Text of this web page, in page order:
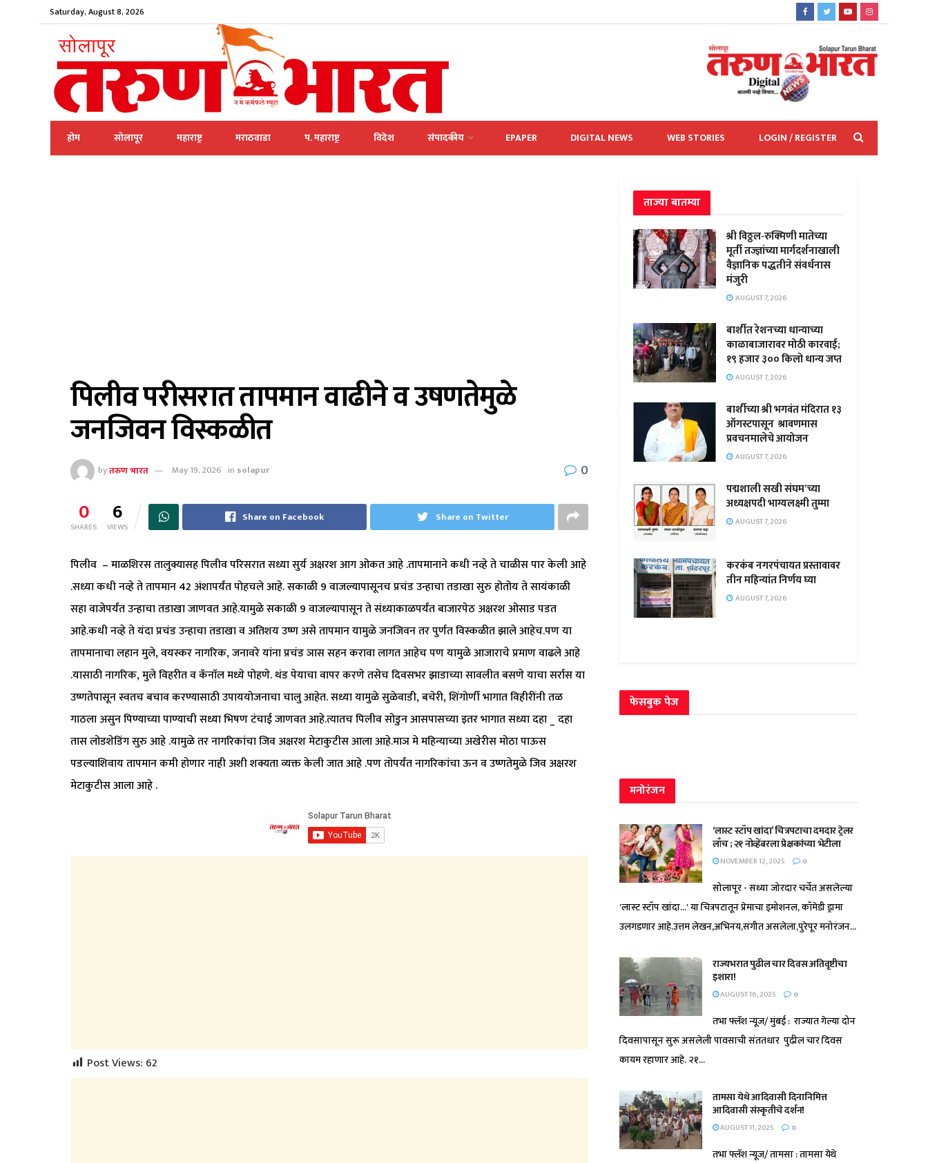
Saturday, August 8, 2026
होम सोलापूर महाराष्ट्र मराठवाडा प. महाराष्ट्र विदेश संपादकीय EPAPER DIGITAL NEWS WEB STORIES LOGIN / REGISTER
पिलीव परीसरात तापमान वाढीने व उषणतेमुळे
जनजिवन विस्कळीत
byतरुण भारत May 19, 2026 in solapur 0
0
SHARES 6
VIEWS
Share on Facebook Share on Twitter
पिलीव – माळशिरस तालुक्यासह पिलीव परिसरात सध्या सुर्य अक्षरश आग ओकत आहे .तापमानाने कधी नव्हे ते चाळीस पार केली आहे
.सध्या कधी नव्हे ते तापमान 42 अंशापर्यंत पोहचले आहे. सकाळी 9 वाजल्यापासूनच प्रचंड उन्हाचा तडाखा सुरु होतोय ते सायंकाळी
सहा वाजेपर्यंत उन्हाचा तडाखा जाणवत आहे.यामुळे सकाळी 9 वाजल्यापासून ते संध्याकाळपर्यंत बाजारपेठ अक्षरश ओसाड पडत
आहे.कधी नव्हे ते यंदा प्रचंड उन्हाचा तडाखा व अतिशय उष्ण असे तापमान यामुळे जनजिवन तर पुर्णत विस्कळीत झाले आहेच.पण या
तापमानाचा लहान मुले, वयस्कर नागरिक, जनावरे यांना प्रचंड ञास सहन करावा लागत आहेच पण यामुळे आजाराचे प्रमाण वाढले आहे
.यासाठी नागरिक, मुले विहरीत व कॅनाॅल मध्ये पोहणे. थंड पेयाचा वापर करणे तसेच दिवसभर झाडाच्या सावलीत बसणे याचा सर्रास या
उष्णतेपासून स्वतच बचाव करण्यासाठी उपाययोजनाचा चालु आहेत. सध्या यामुळे सुळेवाडी, बचेरी, शिंगोर्णी भागात विहीरींनी तळ
गाठला असुन पिण्याच्या पाण्याची सध्या भिषण टंचाई जाणवत आहे.त्यातच पिलीव सोडुन आसपासच्या इतर भागात सध्या दहा _ दहा
तास लोडशेडिंग सुरु आहे .यामुळे तर नागरिकांचा जिव अक्षरश मेटाकुटीस आला आहे.माञ मे महिन्याच्या अखेरीस मोठा पाऊस
पडल्याशिवाय तापमान कमी होणार नाही अशी शक्यता व्यक्त केली जात आहे .पण तोपर्यंत नागरिकांचा ऊन व उष्णतेमुळे जिव अक्षरश
मेटाकुटीस आला आहे .
Post Views: 62
ताज्या बातम्या
श्री विठ्ठल-रुक्मिणी मातेच्या
मूर्ती तज्ज्ञांच्या मार्गदर्शनाखाली
वैज्ञानिक पद्धतीने संवर्धनास
मंजुरी
AUGUST 7, 2026
बार्शीत रेशनच्या धान्याच्या
काळाबाजारावर मोठी कारवाई;
१९ हजार ३०० किलो धान्य जप्त
AUGUST 7, 2026
बार्शीच्या श्री भगवंत मंदिरात १३
ऑगस्टपासून श्रावणमास
प्रवचनमालेचे आयोजन
AUGUST 7, 2026
पद्मशाली सखी संघम’च्या
अध्यक्षपदी भाग्यलक्ष्मी तुम्मा
AUGUST 7, 2026
करकंब नगरपंचायत प्रस्तावावर
तीन महिन्यांत निर्णय घ्या
AUGUST 7, 2026
फेसबुक पेज
मनोरंजन
‘लास्ट स्टॉप खांदा’ चित्रपटाचा दमदार ट्रेलर
लाँच ; २१ नोव्हेंबरला प्रेक्षकांच्या भेटीला
NOVEMBER 12, 2025 0
सोलापूर - सध्या जोरदार चर्चेत असलेल्या
'लास्ट स्टॉप खांदा...' या चित्रपटातून प्रेमाचा इमोशनल, कॉमेडी ड्रामा
उलगडणार आहे.उत्तम लेखन,अभिनय,संगीत असलेला,पुरेपूर मनोरंजन...
राज्यभरात पुढील चार दिवस अतिवृष्टीचा
इशारा!
AUGUST 16, 2025 0
तभा फ्लॅश न्यूज/ मुंबई : राज्यात गेल्या दोन
दिवसापासून सुरू असलेली पावसाची संततधार पुढील चार दिवस
कायम रहाणार आहे. २१...
तामसा येथे आदिवासी दिनानिमित्त
आदिवासी संस्कृतीचे दर्शन!
AUGUST 11, 2025 0
तभा फ्लॅश न्यूज/ तामसा : तामसा येथे